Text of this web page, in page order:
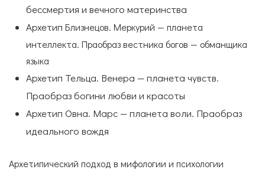
бессмертия и вечного материнства
Архетип Близнецов. Меркурий — планета
интеллекта. Праобраз вестника богов — обманщика
языка
Архетип Тельца. Венера — планета чувств.
Праобраз богини любви и красоты
Архетип Овна. Марс — планета воли. Праобраз
идеального вождя
Архетипический подход в мифологии и психологии